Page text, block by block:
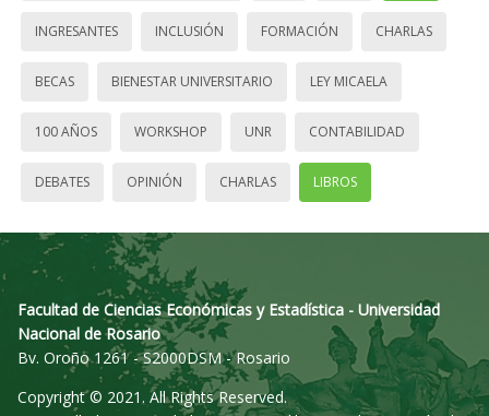
INGRESANTES INCLUSIÓN FORMACIÓN CHARLAS
BECAS BIENESTAR UNIVERSITARIO LEY MICAELA
100 AÑOS WORKSHOP UNR CONTABILIDAD
DEBATES OPINIÓN CHARLAS LIBROS
Facultad de Ciencias Económicas y Estadística - Universidad
Nacional de Rosario
Bv. Oroño 1261 - S2000DSM - Rosario
Copyright © 2021. All Rights Reserved.